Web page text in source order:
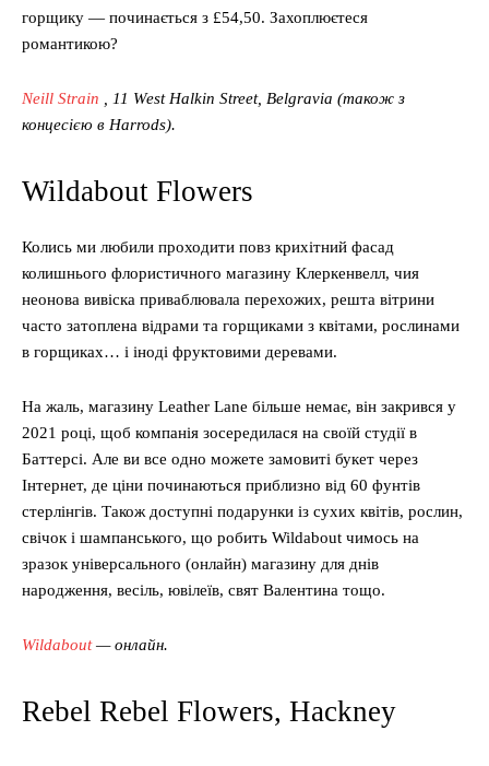
горщику — починається з £54,50. Захоплюєтеся
романтикою?
Neill Strain , 11 West Halkin Street, Belgravia (також з
концесією в Harrods).
Wildabout Flowers
Колись ми любили проходити повз крихітний фасад
колишнього флористичного магазину Клеркенвелл, чия
неонова вивіска приваблювала перехожих, решта вітрини
часто затоплена відрами та горщиками з квітами, рослинами
в горщиках… і іноді фруктовими деревами.
На жаль, магазину Leather Lane більше немає, він закрився у
2021 році, щоб компанія зосередилася на своїй студії в
Баттерсі. Але ви все одно можете замовиті букет через
Інтернет, де ціни починаються приблизно від 60 фунтів
стерлінгів. Також доступні подарунки із сухих квітів, рослин,
свічок і шампанського, що робить Wildabout чимось на
зразок універсального (онлайн) магазину для днів
народження, весіль, ювілеїв, свят Валентина тощо.
Wildabout— онлайн.
Rebel Rebel Flowers, Hackney